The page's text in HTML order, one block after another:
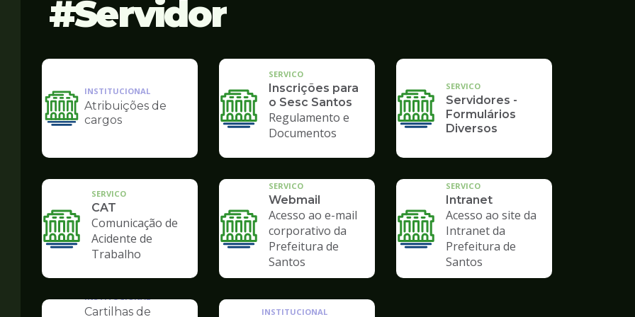
Servidor
Ilustração
da
de
Servidor
INSTITUCIONAL
Atribuições de
cargos
SERVICO
Inscrições para
o Sesc Santos
Regulamento e
Documentos
SERVICO
Servidores -
Formulários
Diversos
SERVICO
CAT
Comunicação de
Acidente de
Trabalho
SERVICO
Webmail
Acesso ao e-mail
corporativo da
Prefeitura de
Santos
SERVICO
Intranet
Acesso ao site da
Intranet da
Prefeitura de
Santos
INSTITUCIONAL
Cartilhas de
INSTITUCIONAL